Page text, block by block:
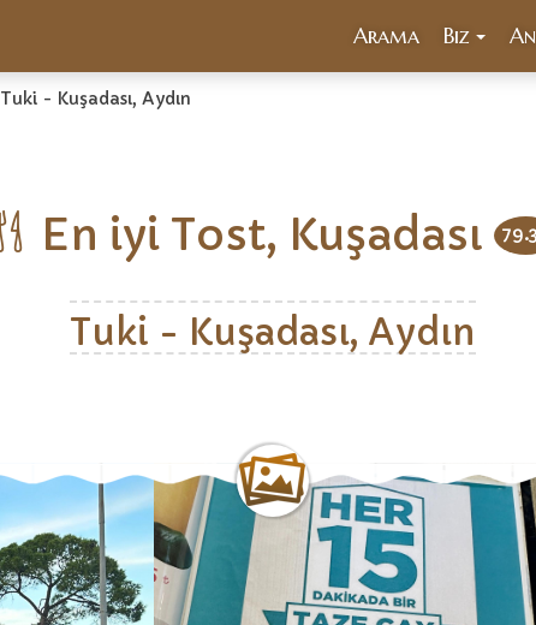
Arama Biz
Tuki - Kuşadası, Aydın
En iyi Tost, Kuşadası
Tuki - Kuşadası, Aydın